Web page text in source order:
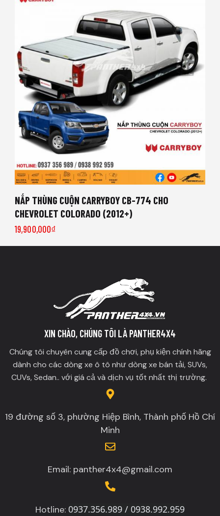
NẮP THÙNG CUỘN CARRYBOY CB-774 CHO
CHEVROLET COLORADO (2012+)
19,900,000₫
XIN CHÀO, CHÚNG TÔI LÀ PANTHER4X4
Chúng tôi chuyên cung cấp đồ chơi, phụ kiện chính hãng
dành cho các dòng xe ô tô như dòng xe bán tải, SUVs,
CUVs, Sedan.. với giá cả và dịch vụ tốt nhất thị trường.
19 đường số 3, phường Hiệp Bình, Thành phố Hồ Chí
Minh
Email: panther4x4@gmail.com
Hotline: 0937.356.989 / 0938.992.959